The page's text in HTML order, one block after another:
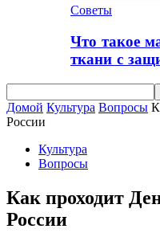
Советы
Что такое
ткани с
Домой Культура Вопросы
России
Культура
Вопросы
Как проходит
России